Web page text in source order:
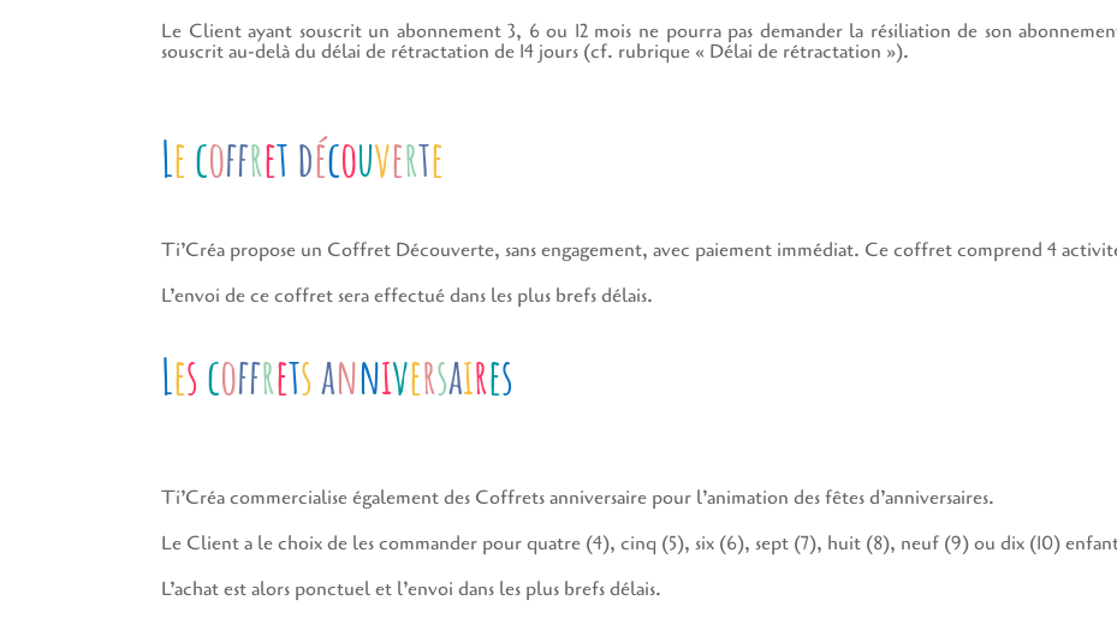
Le Client ayant souscrit un abonnement 3, 6 ou 12 mois ne pourra pas demander la résiliation de son
souscrit au-delà du délai de rétractation de 14 jours (cf. rubrique « Délai de rétractation »).
Lecofretdécouverte
Ti’Créa propose un Coffret Découverte, sans engagement, avec paiement immédiat. Ce coffret comprend 4
L’envoi de ce coffret sera effectué dans les plus brefs délais.
Lescofretsanniversaires
Ti’Créa commercialise également des Coffrets anniversaire pour l’animation des fêtes d’anniversaires.
Le Client a le choix de les commander pour quatre (4), cinq (5), six (6), sept (7), huit (8), neuf (9) ou dix (10)
L’achat est alors ponctuel et l’envoi dans les plus brefs délais.